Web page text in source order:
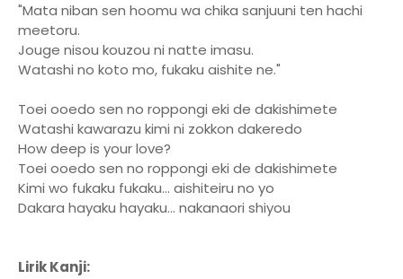
"Mata niban sen hoomu wa chika sanjuuni ten hachi
meetoru.
Jouge nisou kouzou ni natte imasu.
Watashi no koto mo, fukaku aishite ne."
Toei ooedo sen no roppongi eki de dakishimete
Watashi kawarazu kimi ni zokkon dakeredo
How deep is your love?
Toei ooedo sen no roppongi eki de dakishimete
Kimi wo fukaku fukaku... aishiteiru no yo
Dakara hayaku hayaku... nakanaori shiyou
Lirik Kanji: